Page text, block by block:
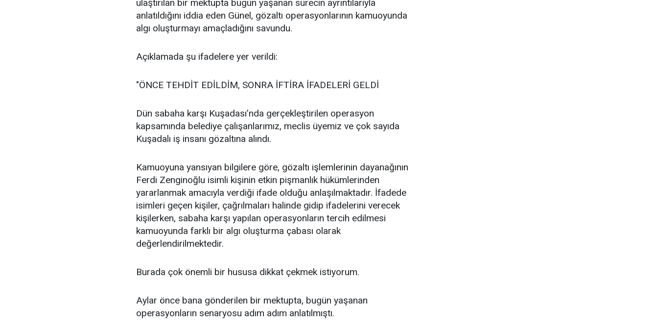
ulaştırılan bir mektupta bugün yaşanan sürecin ayrıntılarıyla
anlatıldığını iddia eden Günel, gözaltı operasyonlarının kamuoyunda
algı oluşturmayı amaçladığını savundu.
Açıklamada şu ifadelere yer verildi:
"ÖNCE TEHDİT EDİLDİM, SONRA İFTİRA İFADELERİ GELDİ
Dün sabaha karşı Kuşadası’nda gerçekleştirilen operasyon
kapsamında belediye çalışanlarımız, meclis üyemiz ve çok sayıda
Kuşadalı iş insanı gözaltına alındı.
Kamuoyuna yansıyan bilgilere göre, gözaltı işlemlerinin dayanağının
Ferdi Zenginoğlu isimli kişinin etkin pişmanlık hükümlerinden
yararlanmak amacıyla verdiği ifade olduğu anlaşılmaktadır. İfadede
isimleri geçen kişiler, çağrılmaları halinde gidip ifadelerini verecek
kişilerken, sabaha karşı yapılan operasyonların tercih edilmesi
kamuoyunda farklı bir algı oluşturma çabası olarak
değerlendirilmektedir.
Burada çok önemli bir hususa dikkat çekmek istiyorum.
Aylar önce bana gönderilen bir mektupta, bugün yaşanan
operasyonların senaryosu adım adım anlatılmıştı.